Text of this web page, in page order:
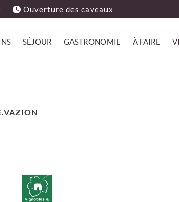
Ouverture des caveaux
SÉJOUR GASTRONOMIE À FAIRE